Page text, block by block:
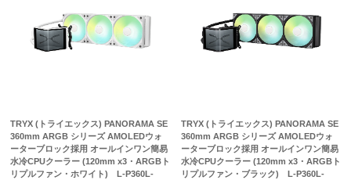
TRYX (トライエックス) PANORAMA SE
360mm ARGB シリーズ AMOLEDウォ
ーターブロック採用 オールインワン簡易
水冷CPUクーラー (120mm x3・ARGBト
リプルファン・ホワイト) L-P360L-
TRYX (トライエックス) PANORAMA SE
360mm ARGB シリーズ AMOLEDウォ
ーターブロック採用 オールインワン簡易
水冷CPUクーラー (120mm x3・ARGBト
リプルファン・ブラック) L-P360L-